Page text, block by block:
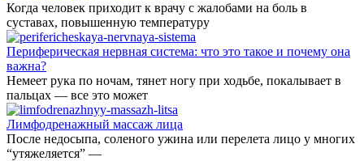
Когда человек приходит к врачу с жалобами на боль в
суставах, повышенную температуру
Периферическая нервная система: что это такое и почему она
важна?
Немеет рука по ночам, тянет ногу при ходьбе, покалывает в
пальцах — все это может
Лимфодренажный массаж лица
После недосыпа, соленого ужина или перелета лицо у многих
“утяжеляется” —